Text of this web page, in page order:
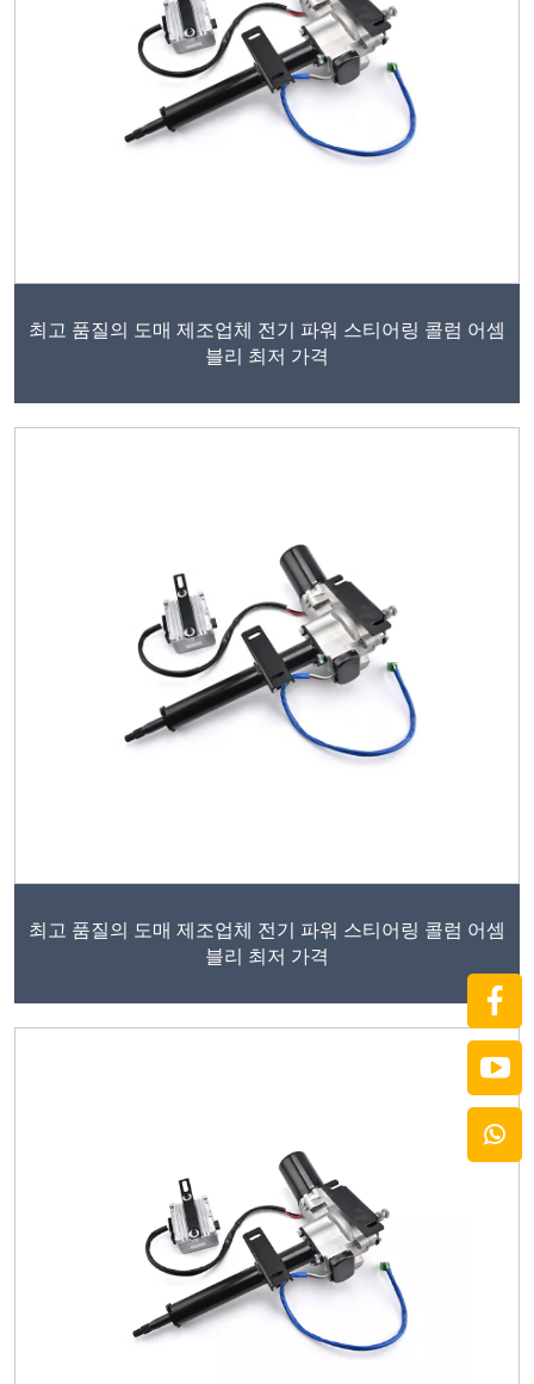
최고 품질의 도매 제조업체 전기 파워 스티어링 콜럼 어셈
블리 최저 가격
최고 품질의 도매 제조업체 전기 파워 스티어링 콜럼 어셈
블리 최저 가격